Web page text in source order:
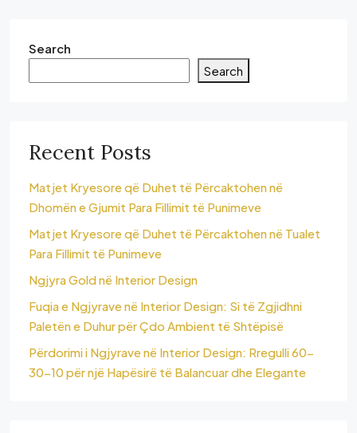
Search
Search
Recent Posts
Matjet Kryesore që Duhet të Përcaktohen në
Dhomën e Gjumit Para Fillimit të Punimeve
Matjet Kryesore që Duhet të Përcaktohen në Tualet
Para Fillimit të Punimeve
Ngjyra Gold në Interior Design
Fuqia e Ngjyrave në Interior Design: Si të Zgjidhni
Paletën e Duhur për Çdo Ambient të Shtëpisë
Përdorimi i Ngjyrave në Interior Design: Rregulli 60-
30-10 për një Hapësirë të Balancuar dhe Elegante